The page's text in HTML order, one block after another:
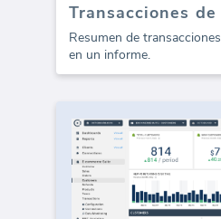
Resumen de
en un informe.